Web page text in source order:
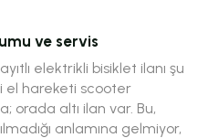
ve servis
elektrikli bisiklet ilanı şu
el hareketi scooter
orada altı ilan var. Bu,
anlamına gelmiyor,